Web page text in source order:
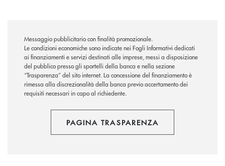
Messaggio pubblicitario con finalità promozionale.
Le condizioni economiche sono indicate nei Fogli Informativi dedicati
ai finanziamenti e servizi destinati alle imprese, messi a disposizione
del pubblico presso gli sportelli della banca e nella sezione
“Trasparenza” del sito internet. La concessione del finanziamento è
rimessa alla discrezionalità della banca previo accertamento dei
requisiti necessari in capo al richiedente.
PAGINA TRASPARENZA